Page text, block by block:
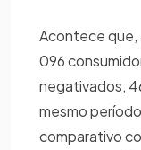
Acontece que,
096
negativados,
mesmo
comparativo